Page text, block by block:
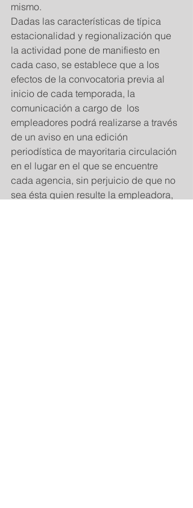
mismo.
Dadas las características de típica
estacionalidad y regionalización que
la actividad pone de manifiesto en
cada caso, se establece que a los
efectos de la convocatoria previa al
inicio de cada temporada, la
comunicación a cargo de  los
empleadores podrá realizarse a través
de un aviso en una edición
periodística de mayoritaria circulación
en el lugar en el que se encuentre
cada agencia, sin perjuicio de que no
sea ésta quien resulte la empleadora,